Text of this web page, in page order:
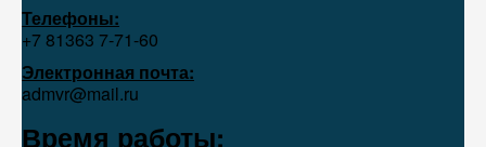
Телефоны:
+7 81363 7‑71-60
Электронная почта:
admvr@mail.ru
Время работы: